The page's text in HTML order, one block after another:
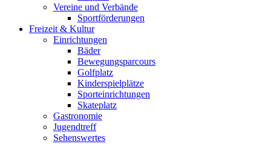
Vereine und Verbände
Sportförderungen
Freizeit & Kultur
Einrichtungen
Bäder
Bewegungsparcours
Golfplatz
Kinderspielplätze
Sporteinrichtungen
Skateplatz
Gastronomie
Jugendtreff
Sehenswertes